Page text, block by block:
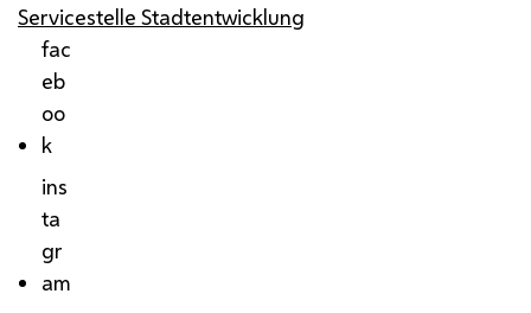
Servicestelle Stadtentwicklung
fac
eb
oo
k
ins
ta
gr
am